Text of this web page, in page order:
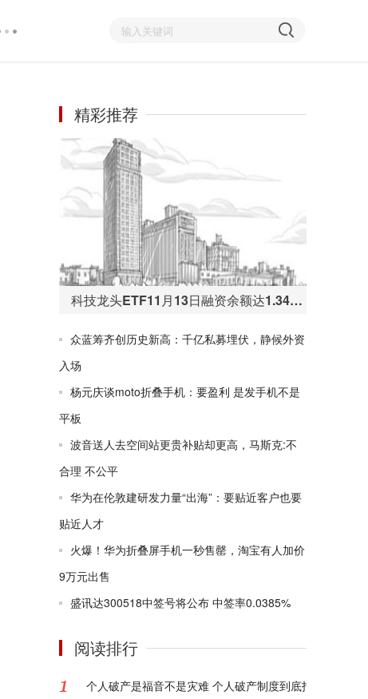
精彩推荐
科技龙头ETF11月13日融资余额达1.34亿元 再创历史新高
众蓝筹齐创历史新高：千亿私募埋伏，静候外资
入场
杨元庆谈moto折叠手机：要盈利 是发手机不是
平板
波音送人去空间站更贵补贴却更高，马斯克:不
合理 不公平
华为在伦敦建研发力量“出海”：要贴近客户也要
贴近人才
火爆！华为折叠屏手机一秒售罄，淘宝有人加价
9万元出售
盛讯达300518中签号将公布 中签率0.0385%
阅读排行
个人破产是福音不是灾难 个人破产制度到底指的是什么?